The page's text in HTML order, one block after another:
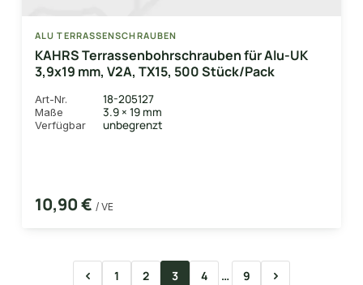
ALU TERRASSENSCHRAUBEN
KAHRS Terrassenbohrschrauben für Alu-UK
3,9x19 mm, V2A, TX15, 500 Stück/Pack
Art-Nr. 18-205127
Maße 3.9 × 19 mm
Verfügbar unbegrenzt
10,90 € / VE
Seite
1 Seite
2 Seite
3 Seite
4 … Seite
9